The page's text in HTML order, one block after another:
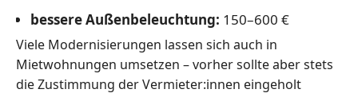
bessere Außenbeleuchtung: 150–600 €
Viele Modernisierungen lassen sich auch in
Mietwohnungen umsetzen – vorher sollte aber stets
die Zustimmung der Vermieter:innen eingeholt